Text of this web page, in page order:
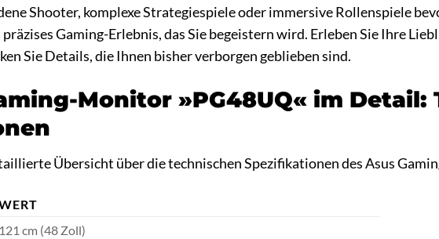
Shooter, komplexe Strategiespiele oder immersive Rollenspiele
Gaming-Erlebnis, das Sie begeistern wird. Erleben Sie Ihre
Sie Details, die Ihnen bisher verborgen geblieben sind.
Monitor »PG48UQ« im Detail:
Übersicht über die technischen Spezifikationen des Asus
121 cm (48 Zoll)